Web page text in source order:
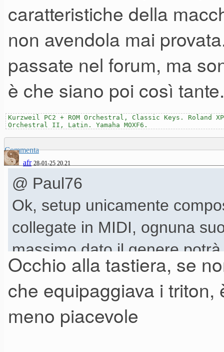
caratteristiche della
non avendola mai
passate nel forum, ma
è che siano poi così tante.
Kurzweil PC2 + ROM Orchestral, Classic Keys. Roland
Orchestral II, Latin. Yamaha MOXF6.
Commenta
afr 28-01-25 20.21
@ Paul76
Ok, setup unicamente
collegate in MIDI, ognuna
massimo dato il genere
qualche sequenza
possibile perché il tempo
utilizzarlo in gran parte per
Occhio alla tastiera, se
che equipaggiava i
meno piacevole